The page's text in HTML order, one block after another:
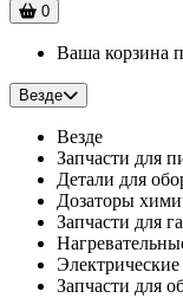
0
Ваша корзина
Везде
Везде
Запчасти для
Детали для
Дозаторы
Запчасти для
Запчасти для